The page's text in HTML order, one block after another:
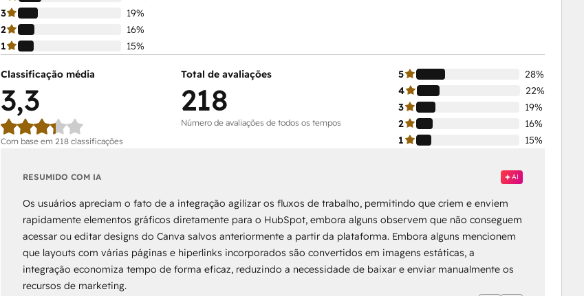
3
19%
2
16%
1
15%
Classificação média
3,3
Com base em 218 classificações
Total de avaliações
218
Número de avaliações de todos os tempos
5
28%
4
22%
3
19%
2
16%
1
15%
RESUMIDO COM IA AI
Os usuários apreciam o fato de a integração agilizar os fluxos de trabalho, permitindo que criem e enviem
rapidamente elementos gráficos diretamente para o HubSpot, embora alguns observem que não conseguem
acessar ou editar designs do Canva salvos anteriormente a partir da plataforma. Embora alguns mencionem
que layouts com várias páginas e hiperlinks incorporados são convertidos em imagens estáticas, a
integração economiza tempo de forma eficaz, reduzindo a necessidade de baixar e enviar manualmente os
recursos de marketing.